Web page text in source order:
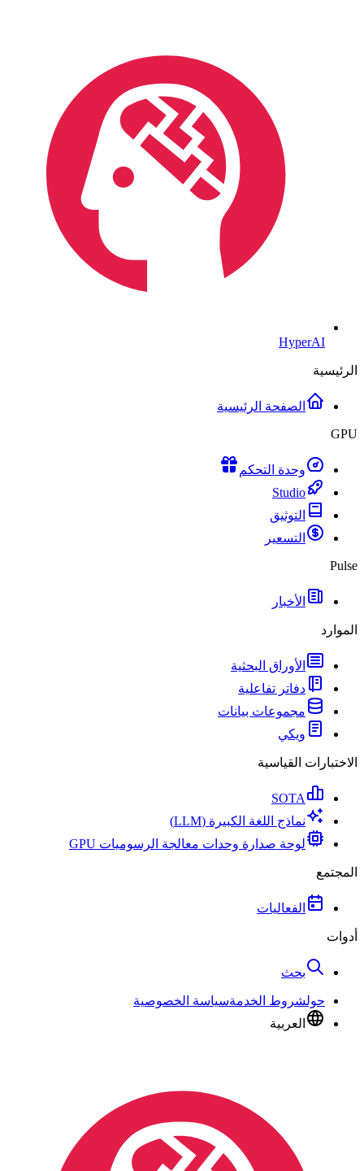
HyperAI
الرئيسية
الصفحة الرئيسية
GPU
وحدة التحكم
Studio
التوثيق
التسعير
Pulse
الأخبار
الموارد
الأوراق البحثية
دفاتر تفاعلية
مجموعات بيانات
ويكي
الاختبارات القياسية
SOTA
نماذج اللغة الكبيرة (LLM)
لوحة صدارة وحدات معالجة الرسوميات GPU
المجتمع
الفعاليات
أدوات
بحث
حولشروط الخدمةسياسة الخصوصية
العربية